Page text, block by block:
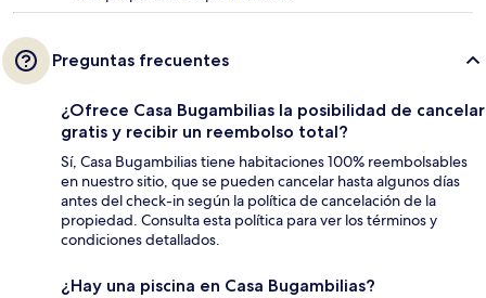
Preguntas frecuentes
¿Ofrece Casa Bugambilias la posibilidad de cancelar
gratis y recibir un reembolso total?
Sí, Casa Bugambilias tiene habitaciones 100% reembolsables
en nuestro sitio, que se pueden cancelar hasta algunos días
antes del check-in según la política de cancelación de la
propiedad. Consulta esta política para ver los términos y
condiciones detallados.
¿Hay una piscina en Casa Bugambilias?